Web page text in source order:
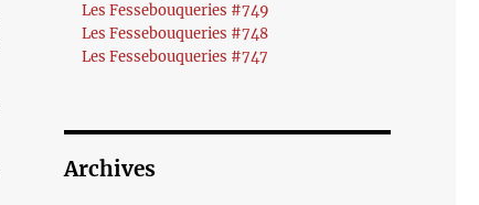
Les Fessebouqueries #749
Les Fessebouqueries #748
Les Fessebouqueries #747
Archives